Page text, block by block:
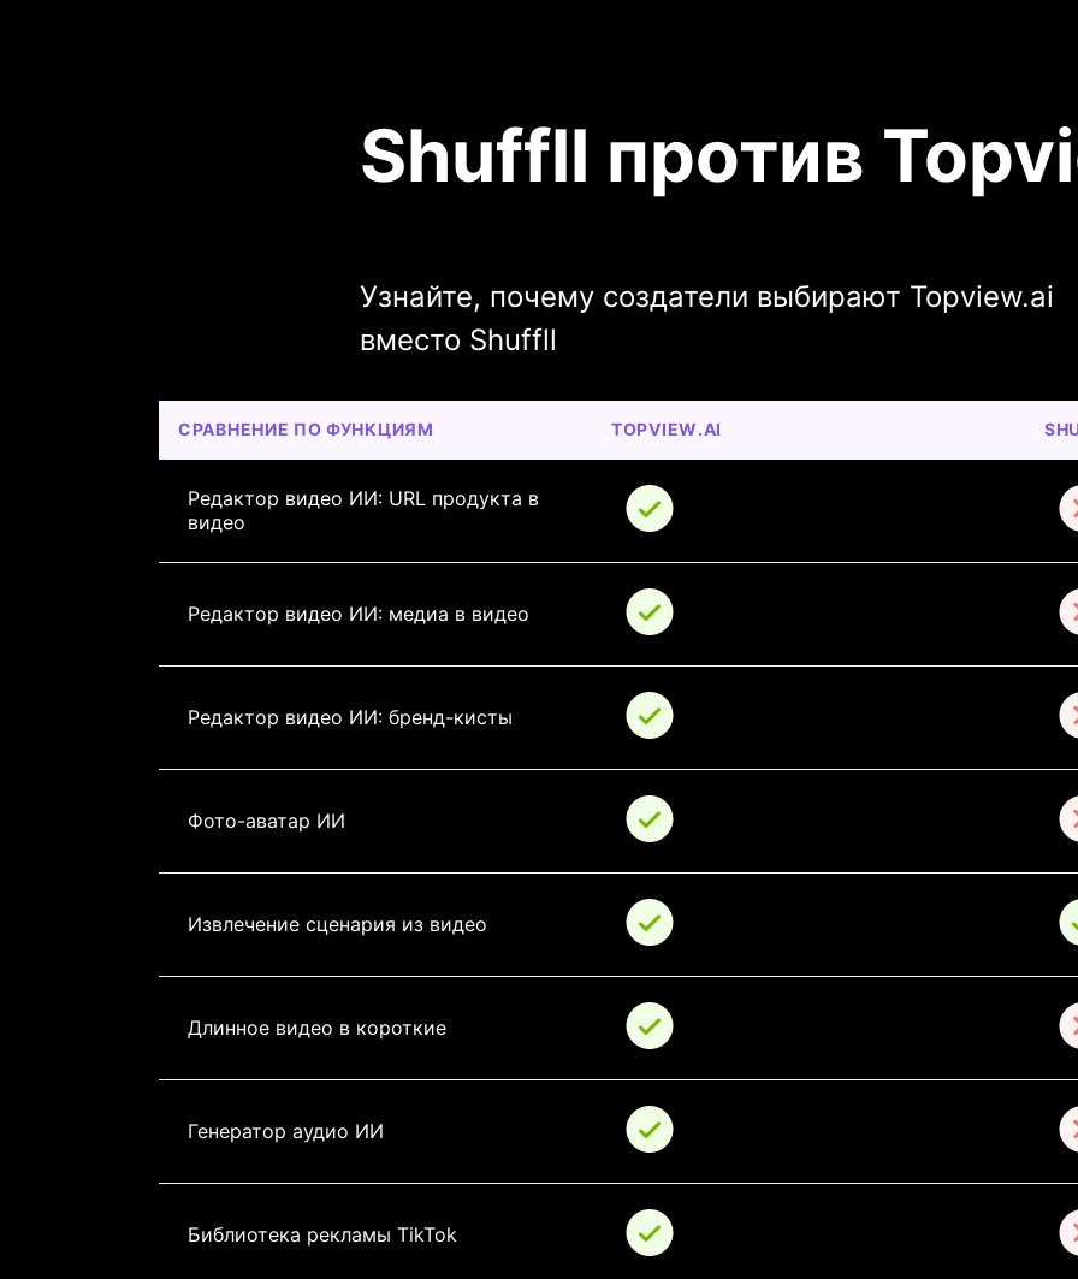
Shuffll против
Узнайте, почему создатели выбирают Topview.ai
вместо Shuffll
СРАВНЕНИЕ ПО ФУНКЦИЯМ TOPVIEW.AI
Редактор видео ИИ: URL продукта в
видео
Редактор видео ИИ: медиа в видео
Редактор видео ИИ: бренд-кисты
Фото-аватар ИИ
Извлечение сценария из видео
Длинное видео в короткие
Генератор аудио ИИ
Библиотека рекламы TikTok